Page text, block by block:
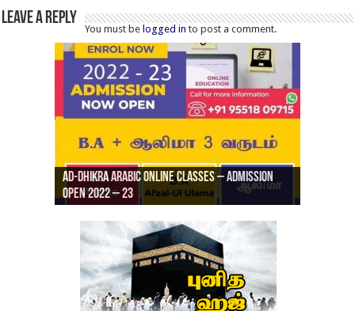
Leave a Reply
You must be logged in to post a comment.
Ad-Dhikra Arabic Online Classes – Admission
Open 2022 – 23
Ad-Dhikra Arabic Online Classes – BA Arabic
AD DHIKRA ARABIC COLLEGE ADMISSION
ரியாத் ஜும்ஆ தமிழாக்கம், Jamia Al Hajiri
Masjid (Kuwait Masjid), Malaz, Riyadh